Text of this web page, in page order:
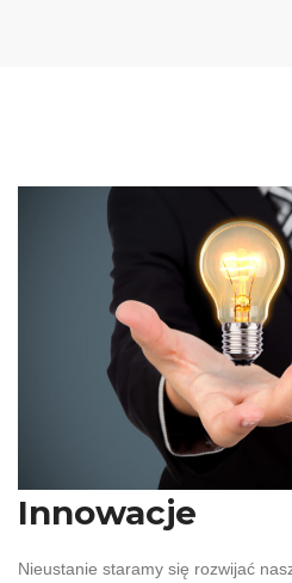
Innowacje
Nieustanie staramy się rozwijać